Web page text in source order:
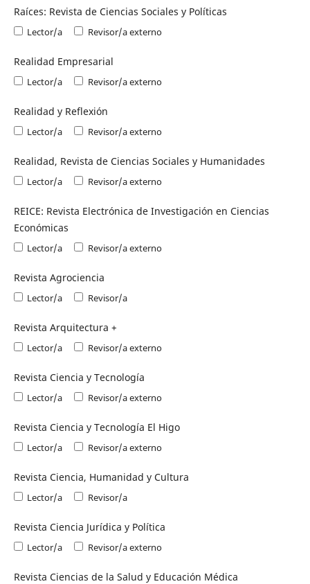
Raíces: Revista de Ciencias Sociales y Políticas
Lector/a Revisor/a externo
Realidad Empresarial
Lector/a Revisor/a externo
Realidad y Reflexión
Lector/a Revisor/a externo
Realidad, Revista de Ciencias Sociales y Humanidades
Lector/a Revisor/a externo
REICE: Revista Electrónica de Investigación en Ciencias
Económicas
Lector/a Revisor/a externo
Revista Agrociencia
Lector/a Revisor/a
Revista Arquitectura +
Lector/a Revisor/a externo
Revista Ciencia y Tecnología
Lector/a Revisor/a externo
Revista Ciencia y Tecnología El Higo
Lector/a Revisor/a externo
Revista Ciencia, Humanidad y Cultura
Lector/a Revisor/a
Revista Ciencia Jurídica y Política
Lector/a Revisor/a externo
Revista Ciencias de la Salud y Educación Médica